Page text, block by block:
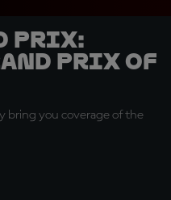
Prix:
Prix of
bring you coverage of the